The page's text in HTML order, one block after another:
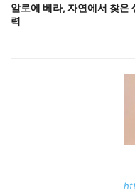
알로에 베라, 자연에서 찾은
력